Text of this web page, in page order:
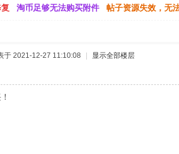
淘币足够无法购买附件 帖子资源失效，无
于 2021-12-27 11:10:08 显示全部楼层